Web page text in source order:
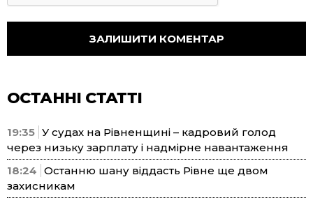
ОСТАННІ СТАТТІ
19:35 У судах на Рівненщині – кадровий голод
через низьку зарплату і надмірне навантаження
18:24 Останню шану віддасть Рівне ще двом
захисникам